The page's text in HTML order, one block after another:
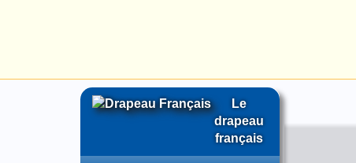
Le
drapeau
français